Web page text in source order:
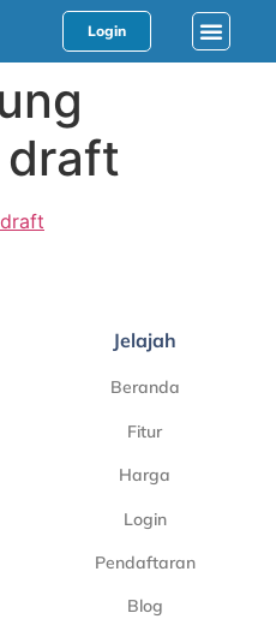
Login
Jelajah
Beranda
Fitur
Harga
Login
Pendaftaran
Blog